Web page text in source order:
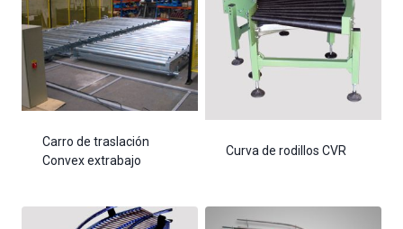
Carro de traslación
Convex extrabajo
Curva de rodillos CVR